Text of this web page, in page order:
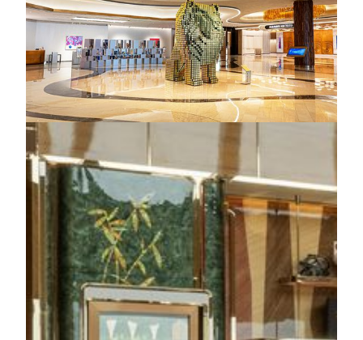
手中国导演张艺谋打造的驻场巨作《澳门2049》。宾客
可探索“视博广场”的创新数码艺术，并欣赏酒店收藏逾
300件贯穿东西的艺术珍品。酒店还设五星级水疗、会
议场地、零售商店及多元星级餐饮，打造难忘旅程。
了解更多
美狮美高梅
美狮
美狮重新定义现代时尚的住宿体验，天瑞套房及各式客
房设计崭新时尚，配备天然木地板与尖端科技设备，窗
外尽览路凼城全景及迷人喷泉景致，缔造温暖和谐的度
假氛围。为提供与别不同的尊贵体验，天瑞套房住客可
享美狮酒店大堂专属办理入住服务，以及"云・禅"养生
空间体验及天乐廊设施。